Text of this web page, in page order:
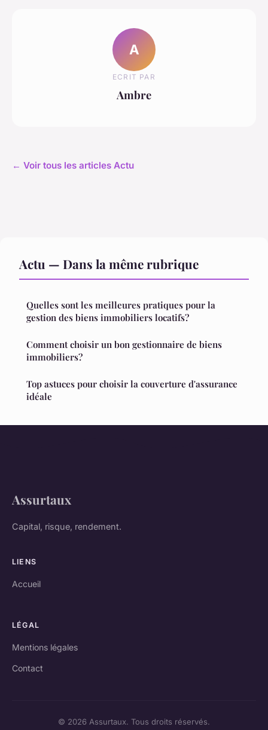
A
ECRIT PAR
Ambre
← Voir tous les articles Actu
Actu — Dans la même rubrique
Quelles sont les meilleures pratiques pour la
gestion des biens immobiliers locatifs?
Comment choisir un bon gestionnaire de biens
immobiliers?
Top astuces pour choisir la couverture d'assurance
idéale
Assurtaux
Capital, risque, rendement.
LIENS
Accueil
LÉGAL
Mentions légales
Contact
© 2026 Assurtaux. Tous droits réservés.